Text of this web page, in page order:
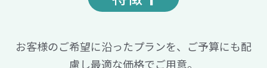
お客様のご希望に沿ったプランを、ご予算にも配
慮し最適な価格でご用意。